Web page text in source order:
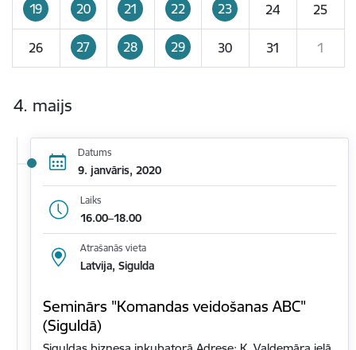
19 20 21 22 23 24 25
26 27 28 29 30 31 1
4. maijs
Datums
9. janvāris, 2020
Laiks
16.00–18.00
Atrašanās vieta
Latvija, Sigulda
Seminārs "Komandas veidošanas ABC"
(Siguldā)